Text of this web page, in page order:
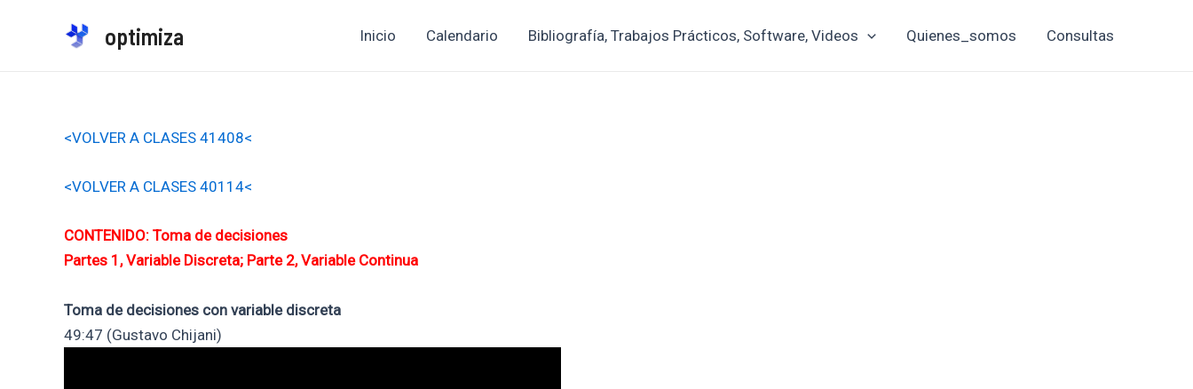
optimiza Inicio Calendario Bibliografía, Trabajos Prácticos, Software, Videos Quienes_somos Consultas
<VOLVER A CLASES 41408<
<VOLVER A CLASES 40114<
CONTENIDO: Toma de decisiones
Partes 1, Variable Discreta; Parte 2, Variable Continua
Toma de decisiones con variable discreta
49:47 (Gustavo Chijani)